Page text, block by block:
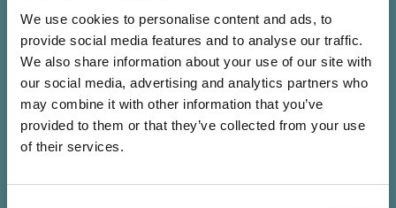
We use cookies to personalise content and ads, to
provide social media features and to analyse our traffic.
We also share information about your use of our site with
our social media, advertising and analytics partners who
may combine it with other information that you’ve
provided to them or that they’ve collected from your use
of their services.